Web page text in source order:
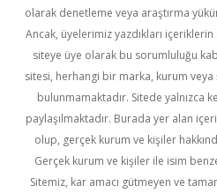
olarak denetleme veya araştırma
Ancak, üyelerimiz yazdıkları
siteye üye olarak bu sorumluluğu
sitesi, herhangi bir marka, kurum veya
bulunmamaktadır. Sitede yalnızca
paylaşılmaktadır. Burada yer alan
olup, gerçek kurum ve kişiler
Gerçek kurum ve kişiler ile isim
Sitemiz, kar amacı gütmeyen ve